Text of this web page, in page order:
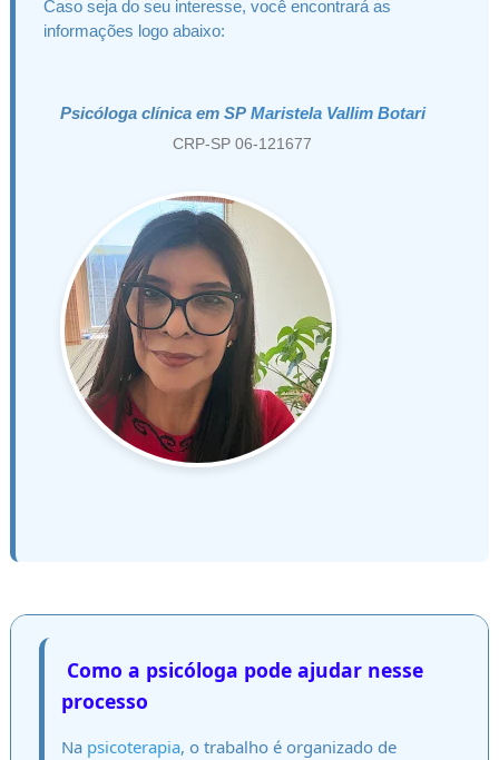
Caso seja do seu interesse, você encontrará as
informações logo abaixo:
Psicóloga clínica em SPMaristela Vallim Botari
CRP-SP 06-121677
Como a psicóloga pode ajudar nesse
processo
Na psicoterapia, o trabalho é organizado de